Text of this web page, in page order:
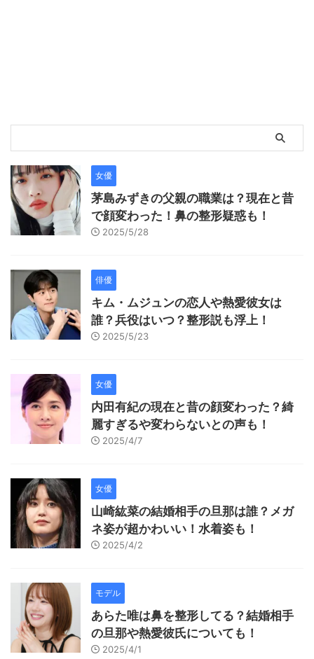
女優
茅島みずきの父親の職業は？現在と昔
で顔変わった！鼻の整形疑惑も！
2025/5/28
俳優
キム・ムジュンの恋人や熱愛彼女は
誰？兵役はいつ？整形説も浮上！
2025/5/23
女優
内田有紀の現在と昔の顔変わった？綺
麗すぎるや変わらないとの声も！
2025/4/7
女優
山崎紘菜の結婚相手の旦那は誰？メガ
ネ姿が超かわいい！水着姿も！
2025/4/2
モデル
あらた唯は鼻を整形してる？結婚相手
の旦那や熱愛彼氏についても！
2025/4/1